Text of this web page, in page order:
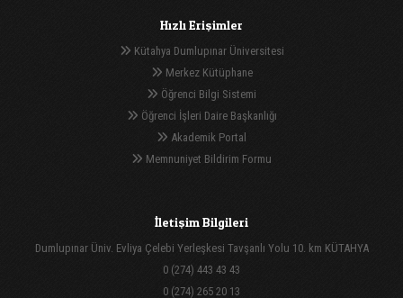
Hızlı Erişimler
Kütahya Dumlupınar Üniversitesi
Merkez Kütüphane
Öğrenci Bilgi Sistemi
Öğrenci İşleri Daire Başkanlığı
Akademik Portal
Memnuniyet Bildirim Formu
İletişim Bilgileri
Dumlupınar Üniv. Evliya Çelebi Yerleşkesi Tavşanlı Yolu 10. km KÜTAHYA
0 (274) 443 43 43
0 (274) 265 20 13